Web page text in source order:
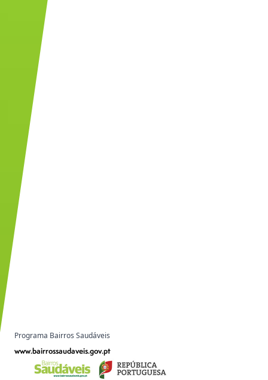
Programa Bairros Saudáveis
www.bairrossaudaveis.gov.pt